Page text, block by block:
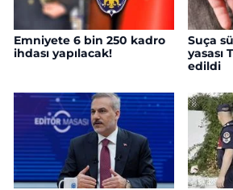
Emniyete 6 bin 250 kadro
ihdası yapılacak!
Suça
yasası
edildi